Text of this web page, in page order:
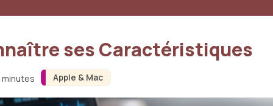
Apple & Mac
ses Caractéristiques